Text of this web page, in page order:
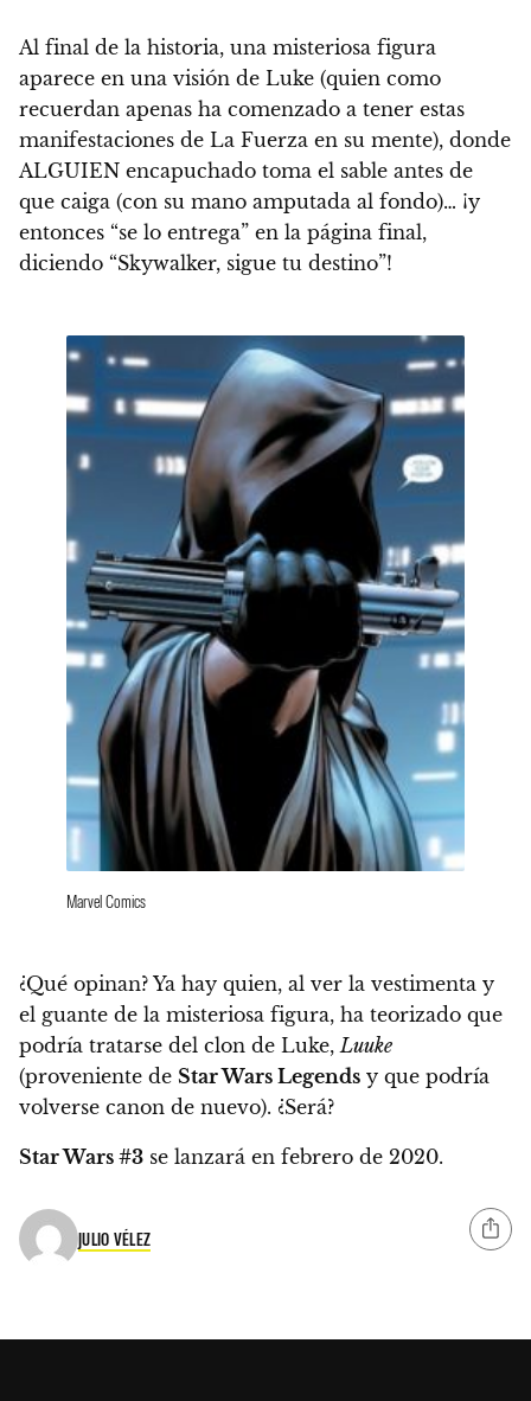
Al final de la historia, una misteriosa figura
aparece en una visión de Luke (quien como
recuerdan apenas ha comenzado a tener estas
manifestaciones de La Fuerza en su mente), donde
ALGUIEN encapuchado toma el sable antes de
que caiga (con su mano amputada al fondo)… ¡y
entonces “se lo entrega” en la página final,
diciendo “Skywalker, sigue tu destino”!
Marvel Comics
¿Qué opinan? Ya hay quien, al ver la vestimenta y
el guante de la misteriosa figura, ha teorizado que
podría tratarse del clon de Luke,Luuke
(proveniente de Star Wars Legends y que podría
volverse canon de nuevo). ¿Será?
Star Wars #3 se lanzará en febrero de 2020.
JULIO VÉLEZ